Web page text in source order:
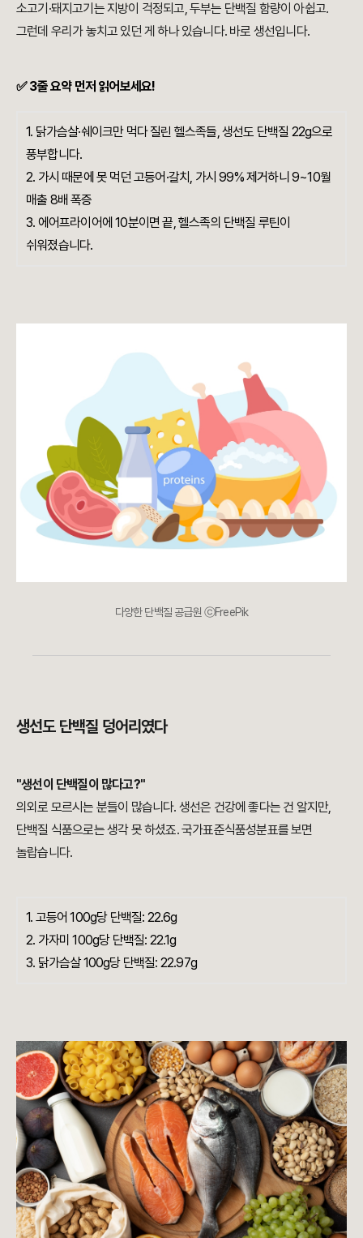
소고기·돼지고기는 지방이 걱정되고, 두부는 단백질 함량이 아쉽고.
그런데 우리가 놓치고 있던 게 하나 있습니다. 바로 생선입니다.
✅ 3줄 요약 먼저 읽어보세요!
1. 닭가슴살·쉐이크만 먹다 질린 헬스족들, 생선도 단백질 22g으로
풍부합니다.
2. 가시 때문에 못 먹던 고등어·갈치, 가시 99% 제거하니 9~10월
매출 8배 폭증
3. 에어프라이어에 10분이면 끝, 헬스족의 단백질 루틴이
쉬워졌습니다.
다양한 단백질 공급원 ⓒFreePik
생선도 단백질 덩어리였다
"생선이 단백질이 많다고?"
의외로 모르시는 분들이 많습니다. 생선은 건강에 좋다는 건 알지만,
단백질 식품으로는 생각 못 하셨죠. 국가표준식품성분표를 보면
놀랍습니다.
1. 고등어 100g당 단백질: 22.6g
2. 가자미 100g당 단백질: 22.1g
3. 닭가슴살 100g당 단백질: 22.97g